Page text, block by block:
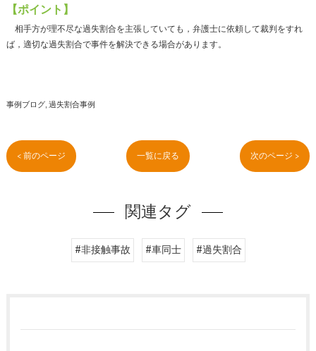
【ポイント】
相手方が理不尽な過失割合を主張していても，弁護士に依頼して裁判をすれ
ば，適切な過失割合で事件を解決できる場合があります。
事例ブログ 過失割合事例
< 前のページ 一覧に戻る 次のページ >
関連タグ
#非接触事故 #車同士 #過失割合